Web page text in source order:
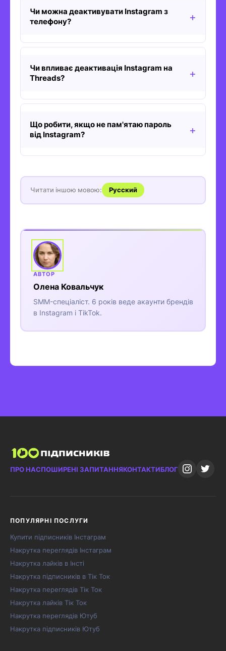
Чи можна деактивувати Instagram з
телефону?
Чи впливає деактивація Instagram на
Threads?
Що робити, якщо не пам'ятаю пароль
від Instagram?
Читати іншою мовою: Русский
Олена Ковальчук
SMM-спеціаліст. 6 років веде акаунти брендів
в Instagram і TikTok.
ПРО НАСПОШИРЕНІ ЗАПИТАННЯКОНТАКТИБЛОГ
ПОПУЛЯРНІ ПОСЛУГИ
Купити підписників Інстаграм
Накрутка переглядів Інстаграм
Накрутка лайків в Інсті
Накрутка підписників в Тік Ток
Накрутка переглядів Тік Ток
Накрутка лайків Тік Ток
Накрутка переглядів Ютуб
Накрутка підписників Ютуб